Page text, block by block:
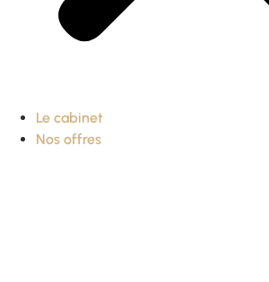
Le cabinet
Nos offres